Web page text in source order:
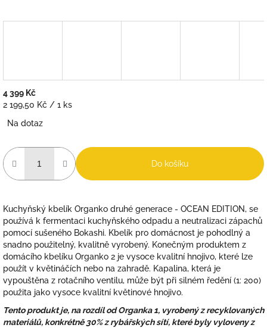
4 399 Kč
Měrná
2 199,50 Kč / 1 ks
Na dotaz
Do košíku
Kuchyňský kbelík Organko druhé generace - OCEAN EDITION, se
používá k fermentaci kuchyňského odpadu a neutralizaci zápachů
pomocí sušeného Bokashi. Kbelík pro domácnost je pohodlný a
snadno použitelný, kvalitně vyrobený. Konečným produktem z
domácího kbelíku Organko 2 je vysoce kvalitní hnojivo, které lze
použít v květináčích nebo na zahradě. Kapalina, která je
vypouštěna z rotačního ventilu, může být při silném ředění (1: 200)
použita jako vysoce kvalitní květinové hnojivo.
Tento produkt je, na rozdíl od Organka 1, vyrobený z recyklovaných
materiálů, konkrétně 30% z rybářských sítí, které byly vyloveny z